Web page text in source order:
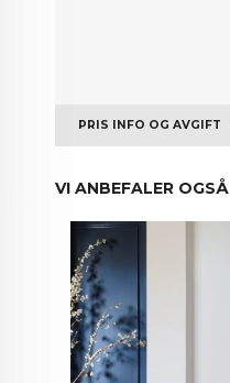
PRIS INFO OG AVGIFT
VI ANBEFALER OGSÅ